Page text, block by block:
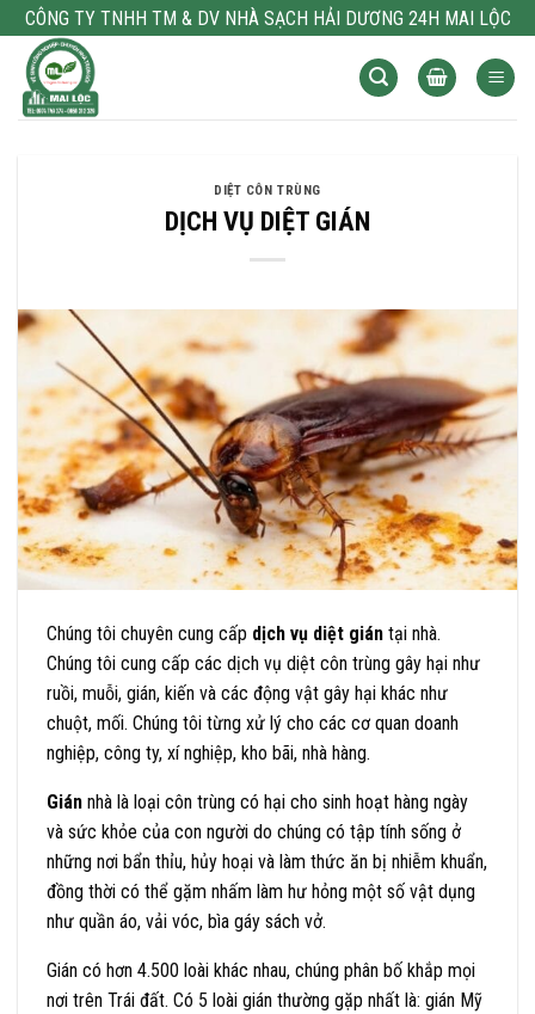
qua
dung
CÔNG TY TNHH TM & DV NHÀ SẠCH HẢI DƯƠNG 24H MAI LỘC
DIỆT CÔN TRÙNG
DỊCH VỤ DIỆT GIÁN
Chúng tôi chuyên cung cấp dịch vụ diệt gián tại nhà.
Chúng tôi cung cấp các dịch vụ diệt côn trùng gây hại như
ruồi, muỗi, gián, kiến và các động vật gây hại khác như
chuột, mối. Chúng tôi từng xử lý cho các cơ quan doanh
nghiệp, công ty, xí nghiệp, kho bãi, nhà hàng.
Gián nhà là loại côn trùng có hại cho sinh hoạt hàng ngày
và sức khỏe của con người do chúng có tập tính sống ở
những nơi bẩn thỉu, hủy hoại và làm thức ăn bị nhiễm khuẩn,
đồng thời có thể gặm nhấm làm hư hỏng một số vật dụng
như quần áo, vải vóc, bìa gáy sách vở.
Gián có hơn 4.500 loài khác nhau, chúng phân bố khắp mọi
nơi trên Trái đất. Có 5 loài gián thường gặp nhất là: gián Mỹ